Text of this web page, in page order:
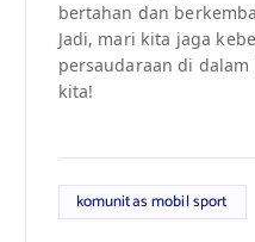
bertahan dan
Jadi, mari kita jaga
persaudaraan di
kita!
komunitas mobil sport